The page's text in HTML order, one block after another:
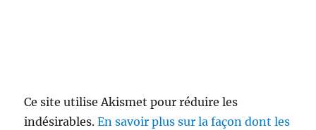
Ce site utilise Akismet pour réduire les
indésirables.En savoir plus sur la façon dont les